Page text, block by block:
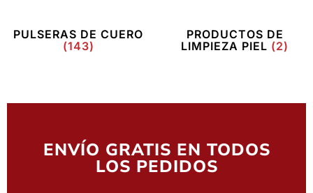
PULSERAS DE CUERO
(143)
PRODUCTOS DE
LIMPIEZA PIEL (2)
ENVÍO GRATIS EN TODOS
LOS PEDIDOS